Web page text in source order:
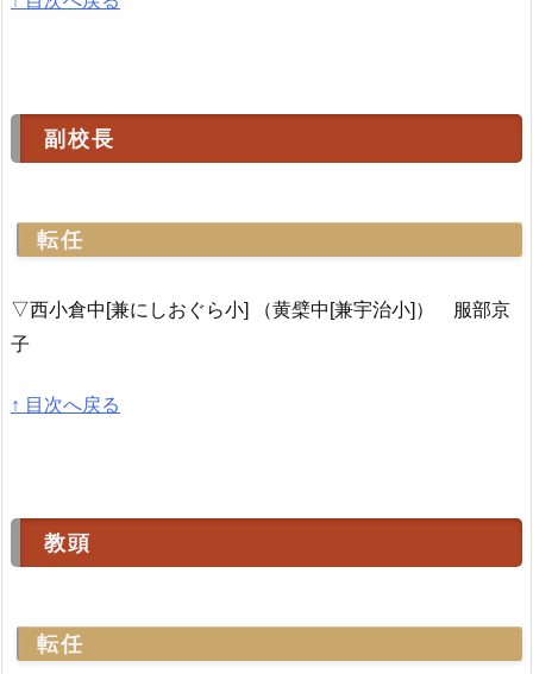
副校長
転任
▽西小倉中[兼にしおぐら小] （黄檗中[兼宇治小]） 服部京
子
↑ 目次へ戻る
教頭
転任